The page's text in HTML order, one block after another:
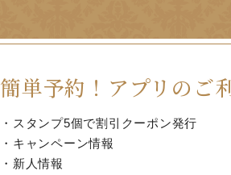
簡単予約！ アプリのご
・スタンプ5個で割引クーポン発行
・キャンペーン情報
・新人情報